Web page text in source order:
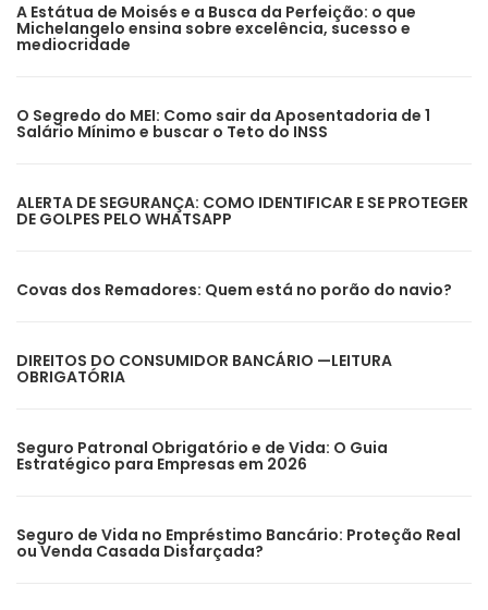
A Estátua de Moisés e a Busca da Perfeição: o que
Michelangelo ensina sobre excelência, sucesso e
mediocridade
O Segredo do MEI: Como sair da Aposentadoria de 1
Salário Mínimo e buscar o Teto do INSS
ALERTA DE SEGURANÇA: COMO IDENTIFICAR E SE PROTEGER
DE GOLPES PELO WHATSAPP
Covas dos Remadores: Quem está no porão do navio?
DIREITOS DO CONSUMIDOR BANCÁRIO —LEITURA
OBRIGATÓRIA
Seguro Patronal Obrigatório e de Vida: O Guia
Estratégico para Empresas em 2026
Seguro de Vida no Empréstimo Bancário: Proteção Real
ou Venda Casada Disfarçada?